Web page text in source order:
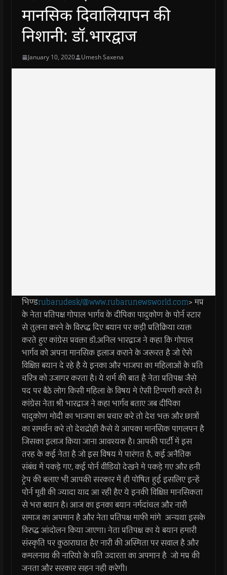
मानसिक दिवालियापन की
निशानी: डॉ.भारद्वाज
January 10, 2020 Umesh Saxena
भिण्डrubarudesk/@www.rubarunewsworld.com> मप्र
के नेता प्रतिपक्ष गोपाल भार्गव के दीपिका पादुकोण के पोर्न स्टार
से तुलना करने के विरुद्ध दिए बयान पर कड़ी प्रतिक्रिया व्यक्त
करते हुए कांग्रेस प्रवक्ता डॉ.अनिल भारद्वाज ने कहा कि गोपाल
भार्गव को अपना मानसिक इलाज कराने के जरूरत है जो ऐसे
विक्षिप्त बयान दे रहे है ये इनका और भाजपा का महिलाओं के प्रति
चरित्र को उजागर करता है। ये शर्म की बात है नेता प्रतिपक्ष जैसे
पद पर बैठे लोग किसी महिला के विषय मे ऐसी टिप्पणी करते है।
कांग्रेस नेता श्री भारद्वाज ने कहा भार्गव बताए जब दीपिका
पादुकोण मोदी का भाजपा का प्रचार करे तो देश भक्त और छात्रों
का समर्थन करे तो देशद्रोही कैसे ये आपका मानसिक पागलपन है
जिसका इलाज किया जाना आवश्यक है। आपकी पार्टी में इस
तरह के कई नेता है जो इस विषय मे पारंगत है, कई अनैतिक
संबंध में पकड़े गए, कई पोर्न वीडियो देखने मे पकड़े गए और हनी
ट्रेप की बलाए भी आपकी सरकार में ही पोषित हुई इसलिए इन्हें
पोर्न मूवी की ज्यादा याद आ रही हैए ये इनकी विक्षिप्त मानसिकता
से भरा बयान है। आज का इनका बयान नर्मदांचल और नारी
समाज का अपमान है और नेता प्रतिपक्ष माफी मांगे अन्यथा इसके
विरुद्ध आंदोलन किया जाएगा। नेता प्रतिपक्ष का ये बयान हमारी
संस्कृति पर कुठाराघात हैए नारी की अस्मिता पर सवाल है और
कमलनाथ की नारियो के प्रति उदारता का अपमान है जो मप्र की
जनता और सरकार सहन नही करेगी।